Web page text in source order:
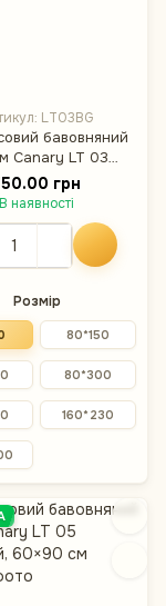
LT03BG
бавовняний
Canary LT 03
60×90 см
грн
В наявності
Розмір
80*150
80*300
160*230